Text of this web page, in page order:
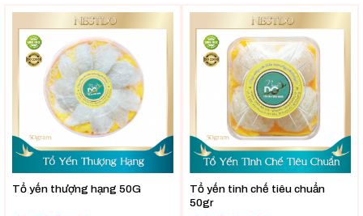
Tổ yến thượng hạng 50G
Tổ yến tinh chế tiêu chuẩn
50gr